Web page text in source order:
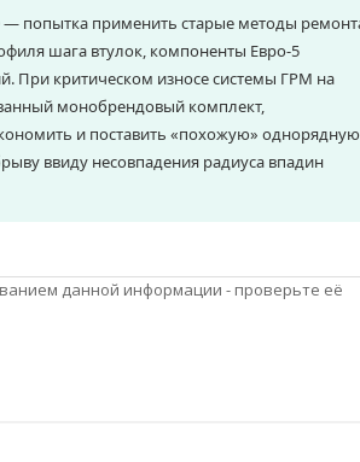
попытка применить старые методы
шага втулок, компоненты Евро-5
При критическом износе системы ГРМ на
монобрендовый комплект,
и поставить «похожую» однорядную
ввиду несовпадения радиуса впадин
данной информации - проверьте её